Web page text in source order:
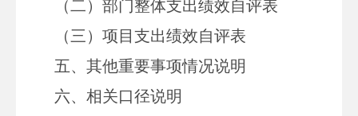
（二）部门整体支出绩效自评表
（三）项目支出绩效自评表
五、其他重要事项情况说明
六、相关口径说明